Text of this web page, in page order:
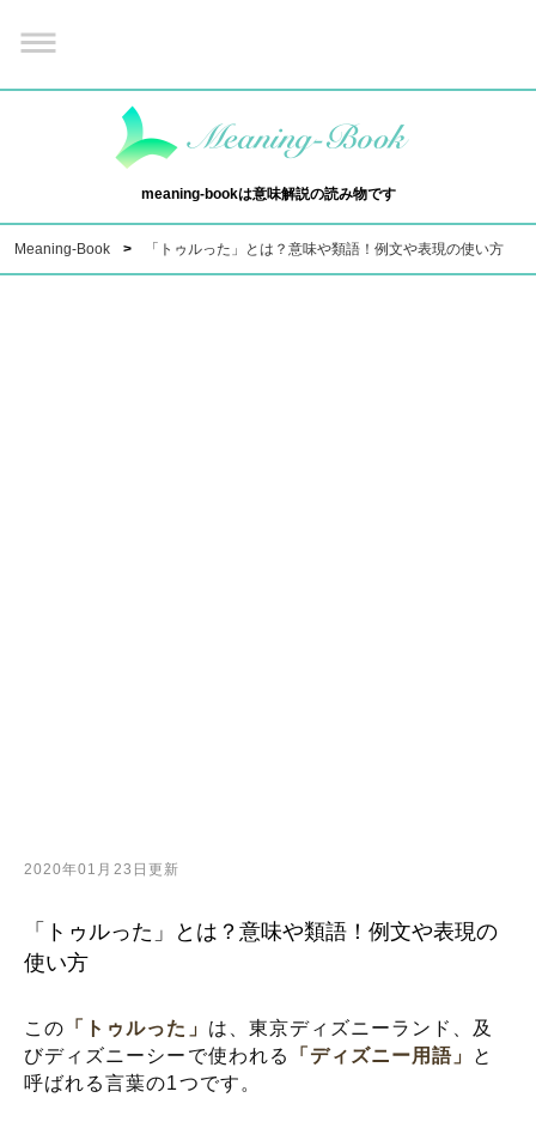
meaning-bookは意味解説の読み物です
Meaning-Book 「トゥルった」とは？意味や類語！例文や表現の使い方
2020年01月23日更新
「トゥルった」とは？意味や類語！例文や表現の
使い方
この 「トゥルった」 は、東京ディズニーランド、及
びディズニーシーで使われる
「ディズニー用語」 と
呼ばれる言葉の1つです。